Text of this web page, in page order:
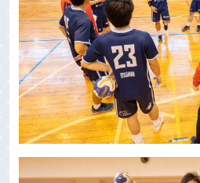
ユニフォームシミュレータ
カタログダウンロード
在庫照会システム/ログイン
公式オンラインストア
お問い合わせ
企業情報